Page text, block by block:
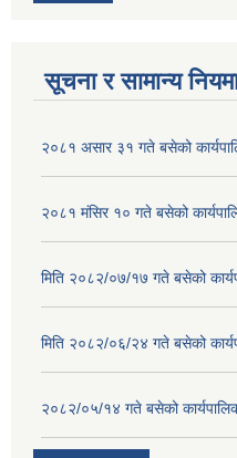
सूचना र सामान्य
२०८१ असार ३१ गते बसेको
२०८१ मंसिर १० गते बसेको
मिति २०८२/०७/१७ गते बसेको
मिति २०८२/०६/२४ गते बसेको
२०८२/०५/१४ गते बसेको